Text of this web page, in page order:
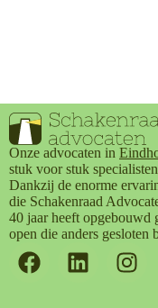
Onze advocaten in
stuk voor stuk
Dankzij de enorme
die Schakenraad
40 jaar heeft opgebouwd
open die anders gesloten